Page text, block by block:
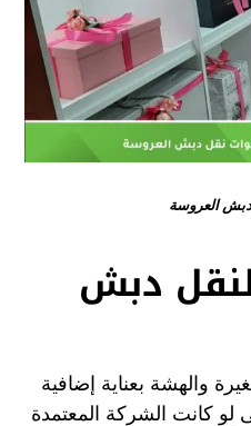
العروسة
دبش
والهشة بعناية إضافية
لو كانت الشركة المعتمدة